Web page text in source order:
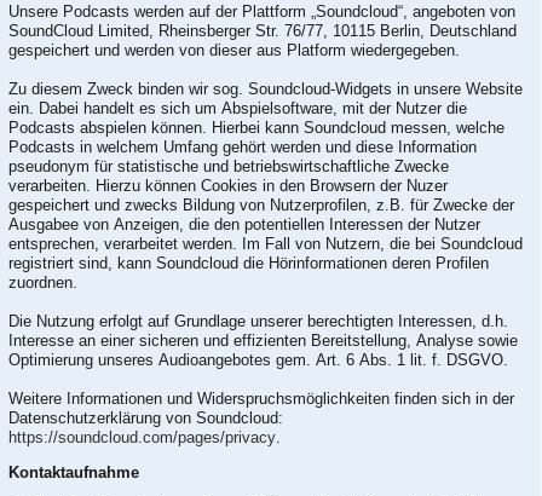
Unsere Podcasts werden auf der Plattform „Soundcloud“, angeboten von
SoundCloud Limited, Rheinsberger Str. 76/77, 10115 Berlin, Deutschland
gespeichert und werden von dieser aus Platform wiedergegeben.
Zu diesem Zweck binden wir sog. Soundcloud-Widgets in unsere Website
ein. Dabei handelt es sich um Abspielsoftware, mit der Nutzer die
Podcasts abspielen können. Hierbei kann Soundcloud messen, welche
Podcasts in welchem Umfang gehört werden und diese Information
pseudonym für statistische und betriebswirtschaftliche Zwecke
verarbeiten. Hierzu können Cookies in den Browsern der Nuzer
gespeichert und zwecks Bildung von Nutzerprofilen, z.B. für Zwecke der
Ausgabee von Anzeigen, die den potentiellen Interessen der Nutzer
entsprechen, verarbeitet werden. Im Fall von Nutzern, die bei Soundcloud
registriert sind, kann Soundcloud die Hörinformationen deren Profilen
zuordnen.
Die Nutzung erfolgt auf Grundlage unserer berechtigten Interessen, d.h.
Interesse an einer sicheren und effizienten Bereitstellung, Analyse sowie
Optimierung unseres Audioangebotes gem. Art. 6 Abs. 1 lit. f. DSGVO.
Weitere Informationen und Widerspruchsmöglichkeiten finden sich in der
Datenschutzerklärung von Soundcloud:
https://soundcloud.com/pages/privacy
Kontaktaufnahme